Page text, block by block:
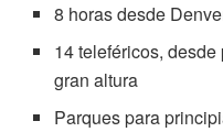
8 horas desde
14 teleféricos,
gran altura
Parques para